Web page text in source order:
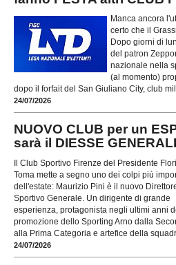
Manca ancora
certo che il
Dopo giorni di
del patron
nazionale nella
(al momento)
dopo il forfait del San Giuliano City, club
24/07/2026
NUOVO CLUB per un
sarà il DIESSE
Il Club Sportivo Firenze del Presidente
Toma mette a segno uno dei colpi più
dell'estate: Maurizio Pini è il nuovo
Sportivo Generale. Un dirigente di grande
esperienza, protagonista negli ultimi anni
promozione dello Sporting Arno dalla
alla Prima Categoria e artefice della
24/07/2026